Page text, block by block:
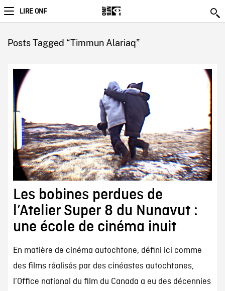
LIRE ONF
Posts Tagged “Timmun Alariaq”
Les bobines perdues de
l’Atelier Super 8 du Nunavut :
une école de cinéma inuit
En matière de cinéma autochtone, défini ici comme
des films réalisés par des cinéastes autochtones,
l’Office national du film du Canada a eu des décennies